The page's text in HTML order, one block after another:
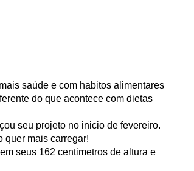
saúde e com habitos alimentares
do que acontece com dietas
seu projeto no inicio de fevereiro.
quer mais carregar!
seus 162 centimetros de altura e